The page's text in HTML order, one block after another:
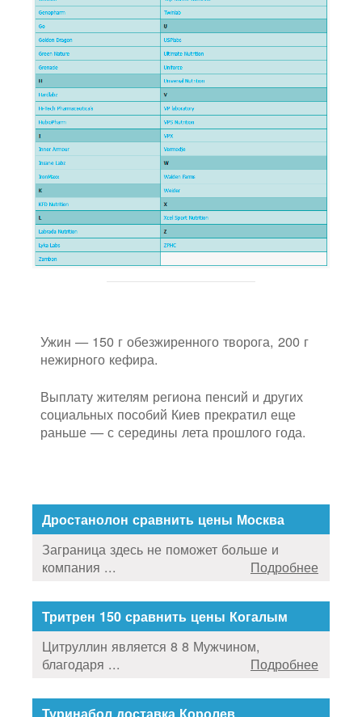
Ужин — 150 г обезжиренного творога, 200 г
нежирного кефира.
Выплату жителям региона пенсий и других
социальных пособий Киев прекратил еще
раньше — с середины лета прошлого года.
Дростанолон сравнить цены Москва
Заграница здесь не поможет больше и
компания ...
Подробнее
Тритрен 150 сравнить цены Когалым
Цитруллин является 8 8 Мужчином,
благодаря ...
Подробнее
Туринабол доставка Королев